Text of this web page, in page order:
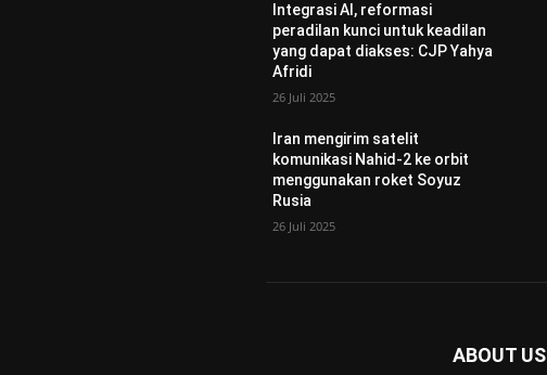
Integrasi AI, reformasi
peradilan kunci untuk keadilan
yang dapat diakses: CJP Yahya
Afridi
26 Juli 2025
Iran mengirim satelit
komunikasi Nahid-2 ke orbit
menggunakan roket Soyuz
Rusia
26 Juli 2025
ABOUT US